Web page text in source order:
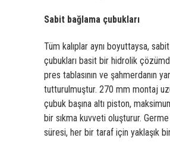
Sabit bağlama çubukları
Tüm kalıplar aynı boyuttaysa,
çubukları basit bir hidrolik
pres tablasının ve şahmerdanın
tutturulmuştur. 270 mm montaj
çubuk başına altı piston,
bir sıkma kuvveti oluşturur.
süresi, her bir taraf için yaklaşık